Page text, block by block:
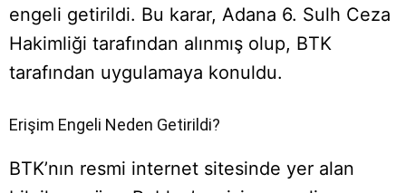
engeli getirildi. Bu karar, Adana 6. Sulh Ceza
Hakimliği tarafından alınmış olup, BTK
tarafından uygulamaya konuldu.
Erişim Engeli Neden Getirildi?
BTK’nın resmi internet sitesinde yer alan